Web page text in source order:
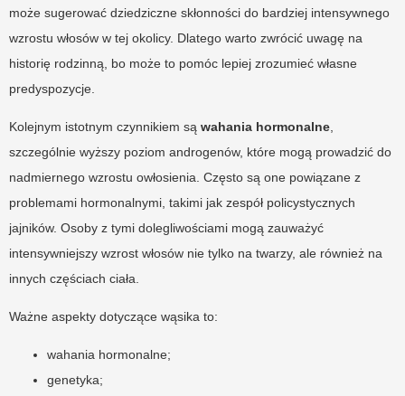
może sugerować dziedziczne skłonności do bardziej intensywnego
wzrostu włosów w tej okolicy. Dlatego warto zwrócić uwagę na
historię rodzinną, bo może to pomóc lepiej zrozumieć własne
predyspozycje.
Kolejnym istotnym czynnikiem są wahania hormonalne
szczególnie wyższy poziom androgenów, które mogą prowadzić do
nadmiernego wzrostu owłosienia. Często są one powiązane z
problemami hormonalnymi, takimi jak zespół policystycznych
jajników. Osoby z tymi dolegliwościami mogą zauważyć
intensywniejszy wzrost włosów nie tylko na twarzy, ale również na
innych częściach ciała.
Ważne aspekty dotyczące wąsika to:
wahania hormonalne;
genetyka;